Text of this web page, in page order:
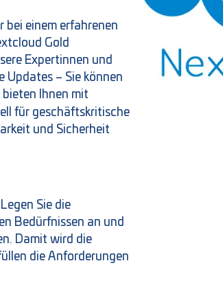
bei einem erfahrenen
Gold
Expertinnen und
Updates – Sie können
Ihnen mit
für geschäftskritische
und Sicherheit
Sie die
Bedürfnissen an und
Damit wird die
die Anforderungen